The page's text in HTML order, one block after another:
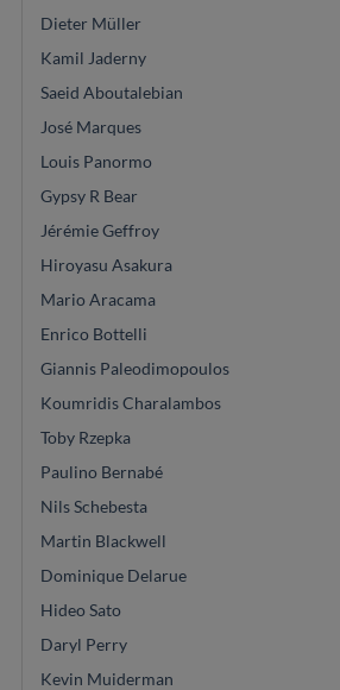
Dieter Müller
Kamil Jaderny
Saeid Aboutalebian
José Marques
Louis Panormo
Gypsy R Bear
Jérémie Geffroy
Hiroyasu Asakura
Mario Aracama
Enrico Bottelli
Giannis Paleodimopoulos
Koumridis Charalambos
Toby Rzepka
Paulino Bernabé
Nils Schebesta
Martin Blackwell
Dominique Delarue
Hideo Sato
Daryl Perry
Kevin Muiderman